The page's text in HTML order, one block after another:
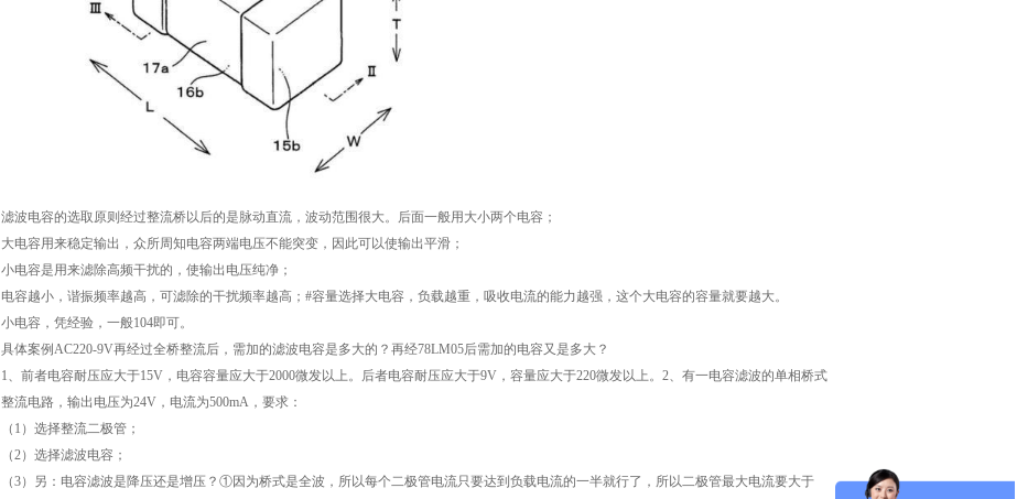
滤波电容的选取原则经过整流桥以后的是脉动直流，波动范围很大。后面一般用大小两个电容；
大电容用来稳定输出，众所周知电容两端电压不能突变，因此可以使输出平滑；
小电容是用来滤除高频干扰的，使输出电压纯净；
电容越小，谐振频率越高，可滤除的干扰频率越高；#容量选择大电容，负载越重，吸收电流的能力越强，这个大电容的容量就要越大。
小电容，凭经验，一般104即可。
具体案例AC220-9V再经过全桥整流后，需加的滤波电容是多大的？再经78LM05后需加的电容又是多大？
1、前者电容耐压应大于15V，电容容量应大于2000微发以上。后者电容耐压应大于9V，容量应大于220微发以上。2、有一电容滤波的单相桥式
整流电路，输出电压为24V，电流为500mA，要求：
（1）选择整流二极管；
（2）选择滤波电容；
（3）另：电容滤波是降压还是增压？①因为桥式是全波，所以每个二极管电流只要达到负载电流的一半就行了，所以二极管最大电流要大于